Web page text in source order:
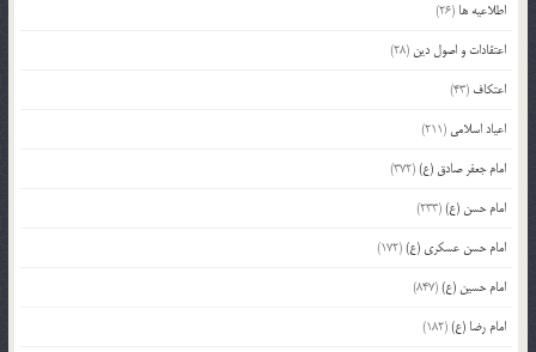
اطلاعیه ها (26)
اعتقادات و اصول دین (28)
اعتکاف (43)
اعیاد اسلامی (211)
امام جعفر صادق (ع)(372)
امام حسن (ع)(233)
امام حسن عسکری (ع)(172)
امام حسین (ع)(847)
امام رضا (ع)(182)